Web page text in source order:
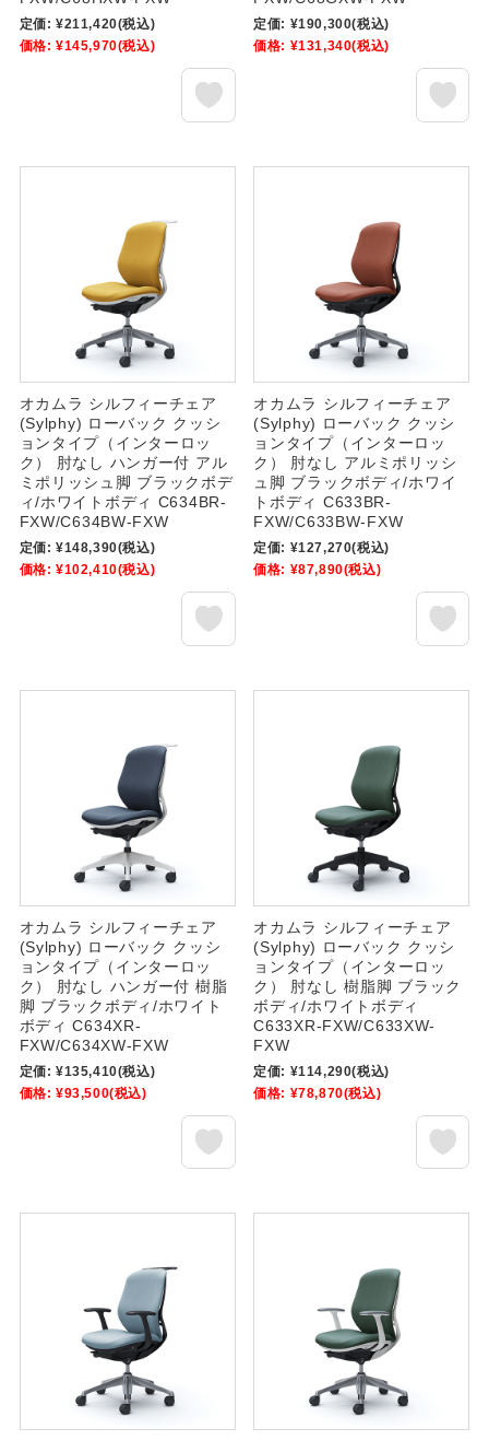
定価: ¥211,420(税込)
価格: ¥145,970(税込)
定価: ¥190,300(税込)
価格: ¥131,340(税込)
オカムラ シルフィーチェア
(Sylphy) ローバック クッシ
ョンタイプ（インターロッ
ク） 肘なし ハンガー付 アル
ミポリッシュ脚 ブラックボデ
ィ/ホワイトボディ C634BR-
FXW/C634BW-FXW
定価: ¥148,390(税込)
価格: ¥102,410(税込)
オカムラ シルフィーチェア
(Sylphy) ローバック クッシ
ョンタイプ（インターロッ
ク） 肘なし アルミポリッシ
ュ脚 ブラックボディ/ホワイ
トボディ C633BR-
FXW/C633BW-FXW
定価: ¥127,270(税込)
価格: ¥87,890(税込)
オカムラ シルフィーチェア
(Sylphy) ローバック クッシ
ョンタイプ（インターロッ
ク） 肘なし ハンガー付 樹脂
脚 ブラックボディ/ホワイト
ボディ C634XR-
FXW/C634XW-FXW
定価: ¥135,410(税込)
価格: ¥93,500(税込)
オカムラ シルフィーチェア
(Sylphy) ローバック クッシ
ョンタイプ（インターロッ
ク） 肘なし 樹脂脚 ブラック
ボディ/ホワイトボディ
C633XR-FXW/C633XW-
FXW
定価: ¥114,290(税込)
価格: ¥78,870(税込)